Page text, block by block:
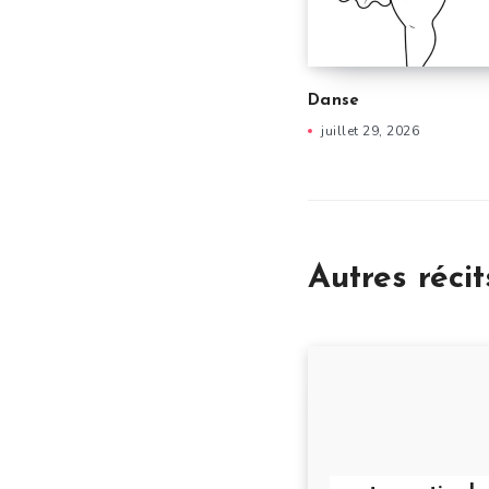
Danse
juillet 29, 2026
Autres